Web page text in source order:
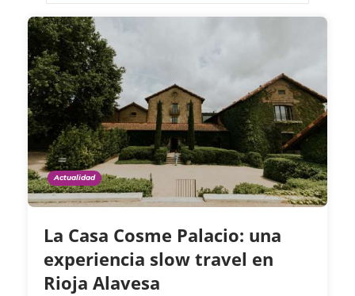
Actualidad
La Casa Cosme Palacio: una
experiencia slow travel en
Rioja Alavesa